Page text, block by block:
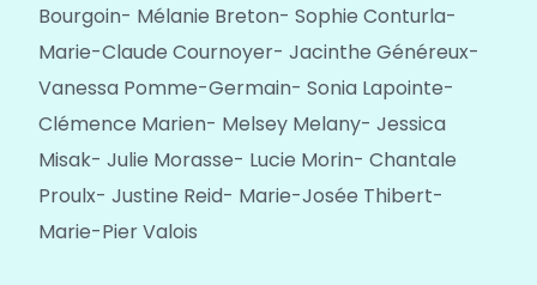
Bourgoin- Mélanie Breton- Sophie Conturla-
Marie-Claude Cournoyer- Jacinthe Généreux-
Vanessa Pomme-Germain- Sonia Lapointe-
Clémence Marien- Melsey Melany- Jessica
Misak- Julie Morasse- Lucie Morin- Chantale
Proulx- Justine Reid- Marie-Josée Thibert-
Marie-Pier Valois